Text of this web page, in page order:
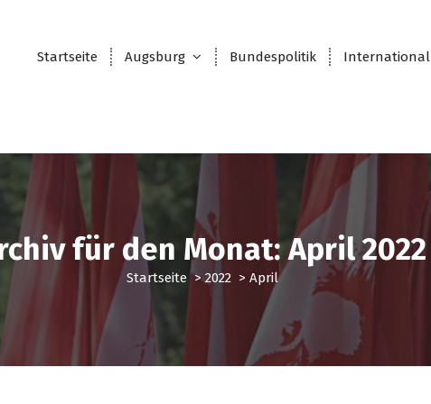
Startseite Augsburg Bundespolitik International
für den Monat: April 2022
Startseite >2022 > April